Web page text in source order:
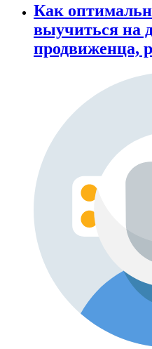
Как
выучиться на
продвиженца,